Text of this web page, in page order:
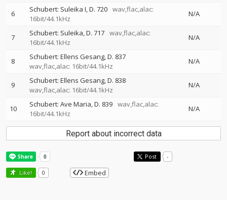
6 Schubert: Suleika I, D. 720 wav,flac,alac:
16bit/44.1kHz
N/A
7 Schubert: Suleika, D. 717 wav,flac,alac:
16bit/44.1kHz
N/A
8
Schubert: Ellens Gesang, D. 837
wav,flac,alac: 16bit/44.1kHz
N/A
9
Schubert: Ellens Gesang, D. 838
wav,flac,alac: 16bit/44.1kHz
N/A
10 Schubert: Ave Maria, D. 839 wav,flac,alac:
16bit/44.1kHz
N/A
Report about incorrect data
Post -
Like! 0 Embed